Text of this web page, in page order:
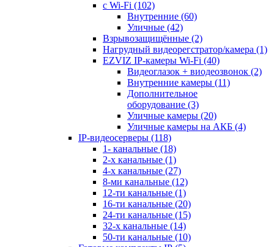
с Wi-Fi (102)
Внутренние (60)
Уличные (42)
Взрывозащищённые (2)
Нагрудный видеорегстратор/камера (1)
EZVIZ IP-камеры Wi-Fi (40)
Видеоглазок + виодеозвонок (2)
Внутренние камеры (11)
Дополнительное
оборудование (3)
Уличные камеры (20)
Уличные камеры на АКБ (4)
IP-видеосерверы (118)
1- канальные (18)
2-х канальные (1)
4-х канальные (27)
8-ми канальные (12)
12-ти канальные (1)
16-ти канальные (20)
24-ти канальные (15)
32-х канальные (14)
50-ти канальные (10)